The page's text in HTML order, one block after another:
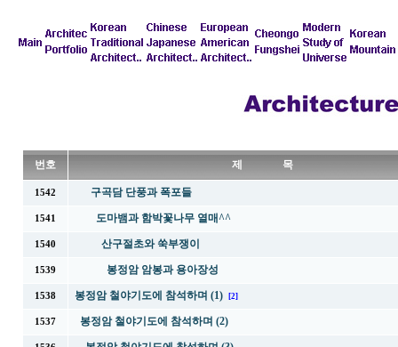
번호 제 목
1542 구곡담 단풍과 폭포들
1541 도마뱀과 함박꽃나무 열매^^
1540 산구절초와 쑥부쟁이
1539 봉정암 암봉과 용아장성
1538 봉정암 철야기도에 참석하며 (1) [2]
1537 봉정암 철야기도에 참석하며 (2)